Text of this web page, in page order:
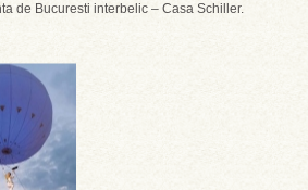
de Bucuresti interbelic – Casa Schiller.